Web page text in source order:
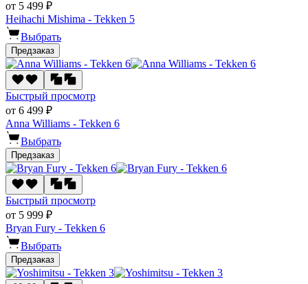
от 5 499 ₽
Heihachi Mishima - Tekken 5
Выбрать
Предзаказ
Быстрый просмотр
от 6 499 ₽
Anna Williams - Tekken 6
Выбрать
Предзаказ
Быстрый просмотр
от 5 999 ₽
Bryan Fury - Tekken 6
Выбрать
Предзаказ